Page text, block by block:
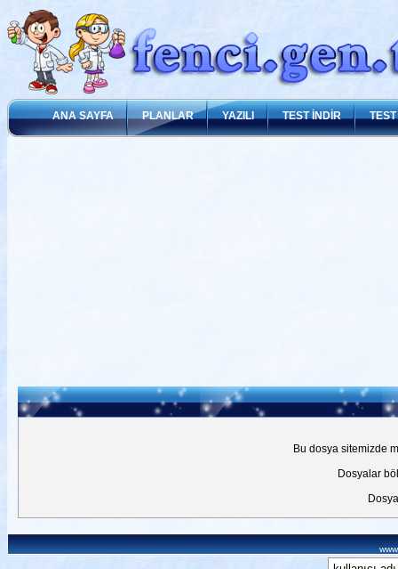
ANA SAYFA PLANLAR YAZILI TEST İNDİR
Bu dosya sitemizde
Dosyalar